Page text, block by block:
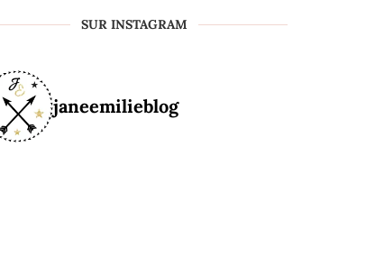
SUR INSTAGRAM
janeemilieblog